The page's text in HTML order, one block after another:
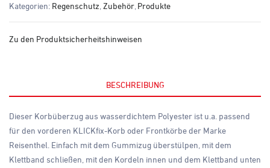
Kategorien: Regenschutz Zubehör Produkte
Zu den Produktsicherheitshinweisen
BESCHREIBUNG
Dieser Korbüberzug aus wasserdichtem Polyester ist u.a. passend
für den vorderen KLICKfix-Korb oder Frontkörbe der Marke
Reisenthel. Einfach mit dem Gummizug überstülpen, mit dem
Klettband schließen, mit den Kordeln innen und dem Klettband unten